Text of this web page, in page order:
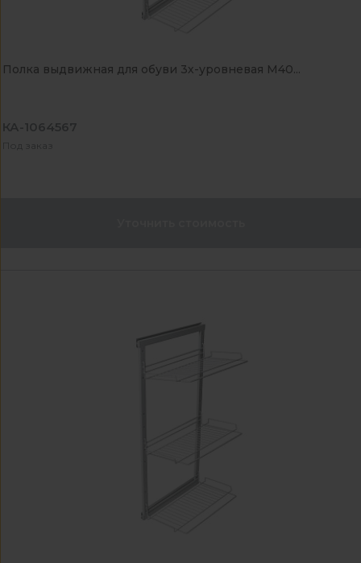
Полка выдвижная для обуви 3х-уровневая М40...
КА-1064567
Под заказ